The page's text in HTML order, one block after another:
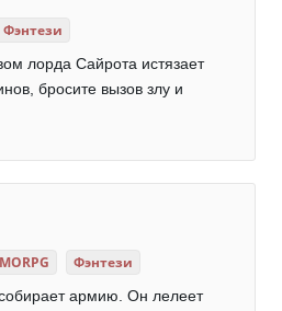
Фэнтези
лорда Сайрота истязает
бросите вызов злу и
Фэнтези
армию. Он лелеет